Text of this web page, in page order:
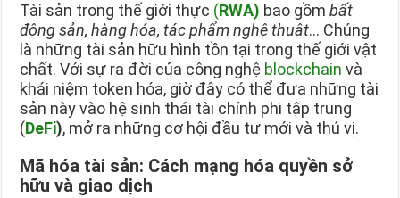
Tài sản trong thế giới thực (RWA) bao gồm bất
động sản, hàng hóa, tác phẩm nghệ thuật… Chúng
là những tài sản hữu hình tồn tại trong thế giới vật
chất. Với sự ra đời của công nghệ blockchain và
khái niệm token hóa, giờ đây có thể đưa những tài
sản này vào hệ sinh thái tài chính phi tập trung
(DeFi), mở ra những cơ hội đầu tư mới và thú vị.
Mã hóa tài sản: Cách mạng hóa quyền sở
hữu và giao dịch